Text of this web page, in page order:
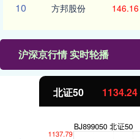
10 方邦股份 146.16
沪深京行情 实时轮播
北证50 1134.24